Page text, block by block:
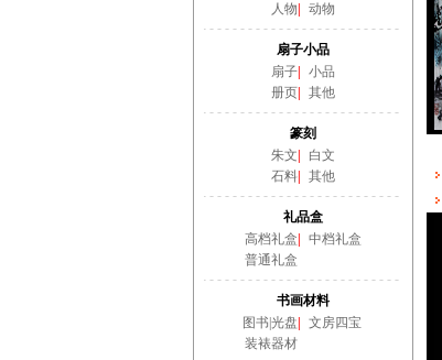
人物
动物
扇子小品
扇子|
小品
册页| 其他
篆刻
朱文
白文
石料| 其他
礼品盒
高档礼盒
中档礼盒
普通礼盒
书画材料
图书|光盘
文房四宝
装裱器材